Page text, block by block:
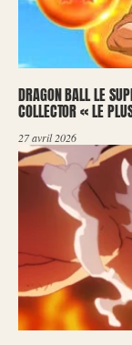
DRAGON BALL LE
COLLECTOR « LE
27 avril 2026